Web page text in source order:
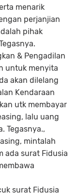
menarik
perjanjian
pihak
& Pengadilan
untuk menyita
akan dilelang
Kendaraan
utk membayar
lalu uang
Tegasnya.,
mintalah
ada surat Fidusia
surat Fidusia